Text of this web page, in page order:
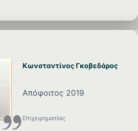
Κωνσταντίνος Γκοβεδάρος
Απόφοιτος 2019
Επιχειρηματίας